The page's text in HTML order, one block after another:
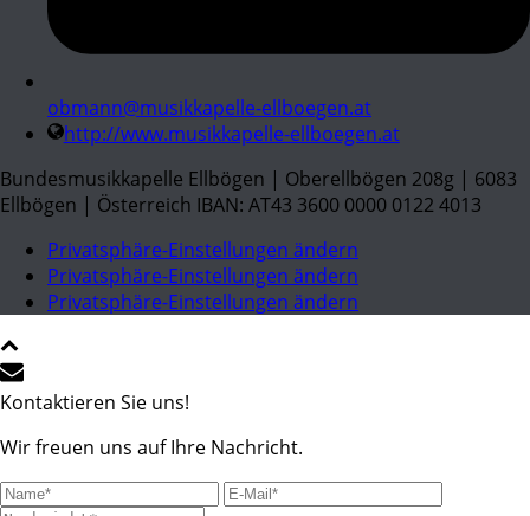
obmann@musikkapelle-ellboegen.at
http://www.musikkapelle-ellboegen.at
Bundesmusikkapelle Ellbögen | Oberellbögen 208g | 6083
Ellbögen | Österreich IBAN: AT43 3600 0000 0122 4013
Privatsphäre-Einstellungen ändern
Privatsphäre-Einstellungen ändern
Privatsphäre-Einstellungen ändern
Kontaktieren Sie uns!
Wir freuen uns auf Ihre Nachricht.